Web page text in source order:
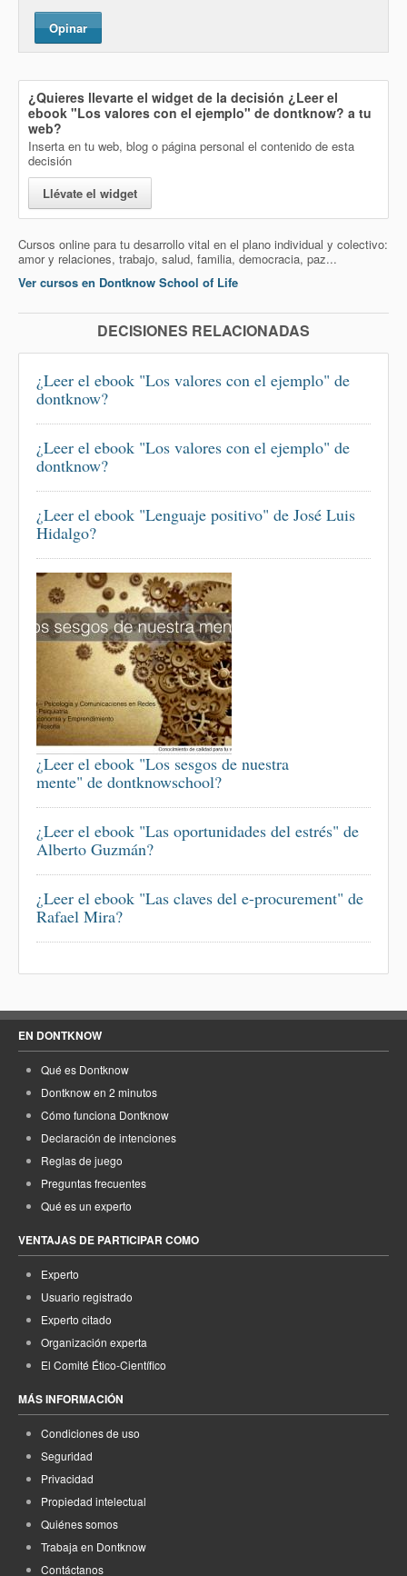
Opinar
¿Quieres llevarte el widget de la decisión ¿Leer el
ebook "Los valores con el ejemplo" de dontknow? a tu
web?
Inserta en tu web, blog o página personal el contenido de esta
decisión
Llévate el widget
Cursos online para tu desarrollo vital en el plano individual y colectivo:
amor y relaciones, trabajo, salud, familia, democracia, paz...
Ver cursos en Dontknow School of Life
DECISIONES RELACIONADAS
¿Leer el ebook "Los valores con el ejemplo" de
dontknow?
¿Leer el ebook "Los valores con el ejemplo" de
dontknow?
¿Leer el ebook "Lenguaje positivo" de José Luis
Hidalgo?
¿Leer el ebook "Los sesgos de nuestra
mente" de dontknowschool?
¿Leer el ebook "Las oportunidades del estrés" de
Alberto Guzmán?
¿Leer el ebook "Las claves del e-procurement" de
Rafael Mira?
EN DONTKNOW
Qué es Dontknow
Dontknow en 2 minutos
Cómo funciona Dontknow
Declaración de intenciones
Reglas de juego
Preguntas frecuentes
Qué es un experto
VENTAJAS DE PARTICIPAR COMO
Experto
Usuario registrado
Experto citado
Organización experta
El Comité Ético-Científico
MÁS INFORMACIÓN
Condiciones de uso
Seguridad
Privacidad
Propiedad intelectual
Quiénes somos
Trabaja en Dontknow
Contáctanos